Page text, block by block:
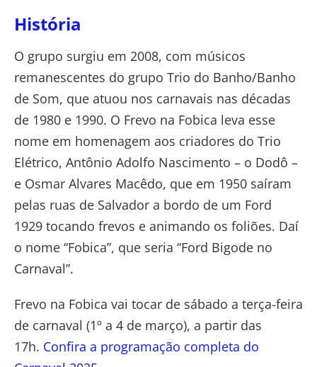
História
O grupo surgiu em 2008, com músicos
remanescentes do grupo Trio do Banho/Banho
de Som, que atuou nos carnavais nas décadas
de 1980 e 1990. O Frevo na Fobica leva esse
nome em homenagem aos criadores do Trio
Elétrico, Antônio Adolfo Nascimento – o Dodô –
e Osmar Alvares Macêdo, que em 1950 saíram
pelas ruas de Salvador a bordo de um Ford
1929 tocando frevos e animando os foliões. Daí
o nome “Fobica”, que seria “Ford Bigode no
Carnaval”.
Frevo na Fobica vai tocar de sábado a terça-feira
de carnaval (1º a 4 de março), a partir das
17h. Confira a programação completa do